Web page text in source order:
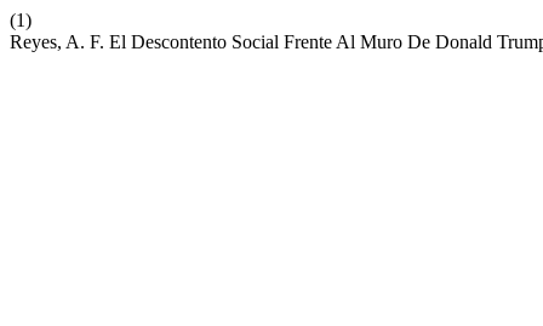
(1)
Reyes, A. F. El Descontento Social Frente Al Muro De Donald